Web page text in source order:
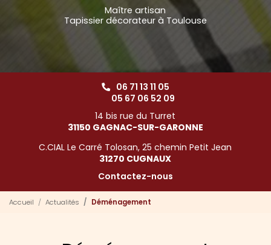
Maître artisan
Tapissier décorateur à Toulouse
06 71 13 11 05
05 67 06 52 09
14 bis rue du Turret
31150 GAGNAC-SUR-GARONNE
C.CIAL Le Carré Tolosan, 25 chemin Petit Jean
31270 CUGNAUX
Contactez-nous
Accueil Actualités Déménagement